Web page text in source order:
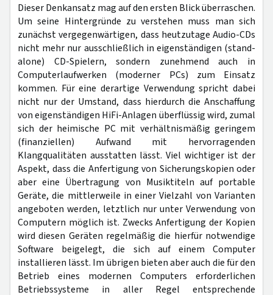
Dieser Denkansatz mag auf den ersten Blick überraschen.
Um seine Hintergründe zu verstehen muss man sich
zunächst vergegenwärtigen, dass heutzutage Audio-CDs
nicht mehr nur ausschließlich in eigenständigen (stand-
alone) CD-Spielern, sondern zunehmend auch in
Computerlaufwerken (moderner PCs) zum Einsatz
kommen. Für eine derartige Verwendung spricht dabei
nicht nur der Umstand, dass hierdurch die Anschaffung
von eigenständigen HiFi-Anlagen überflüssig wird, zumal
sich der heimische PC mit verhältnismäßig geringem
(finanziellen) Aufwand mit hervorragenden
Klangqualitäten ausstatten lässt. Viel wichtiger ist der
Aspekt, dass die Anfertigung von Sicherungskopien oder
aber eine Übertragung von Musiktiteln auf portable
Geräte, die mittlerweile in einer Vielzahl von Varianten
angeboten werden, letztlich nur unter Verwendung von
Computern möglich ist. Zwecks Anfertigung der Kopien
wird diesen Geräten regelmäßig die hierfür notwendige
Software beigelegt, die sich auf einem Computer
installieren lässt. Im übrigen bieten aber auch die für den
Betrieb eines modernen Computers erforderlichen
Betriebssysteme in aller Regel entsprechende